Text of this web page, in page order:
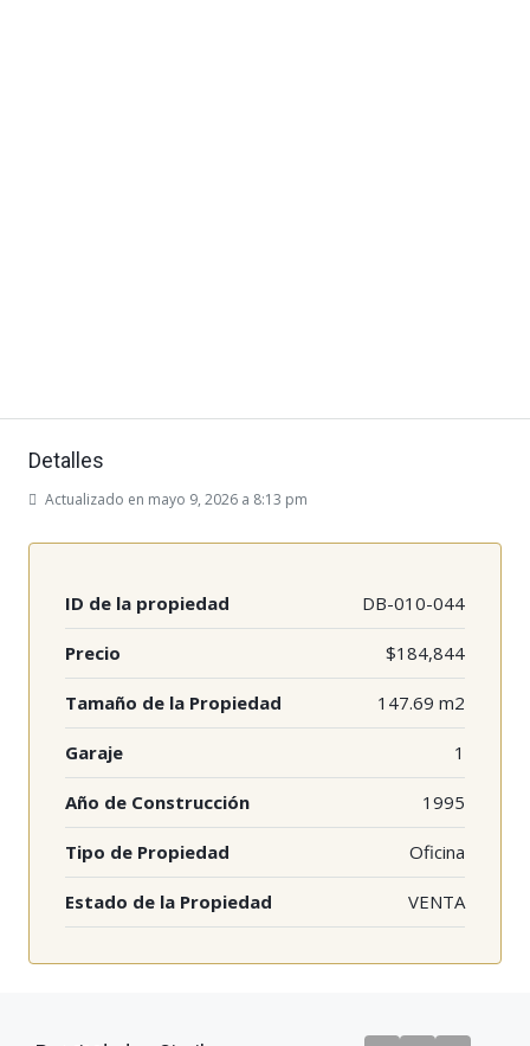
Detalles
Actualizado en mayo 9, 2026 a 8:13 pm
ID de la propiedad DB-010-044
Precio $184,844
Tamaño de la Propiedad 147.69 m2
Garaje 1
Año de Construcción 1995
Tipo de Propiedad Oficina
Estado de la Propiedad VENTA